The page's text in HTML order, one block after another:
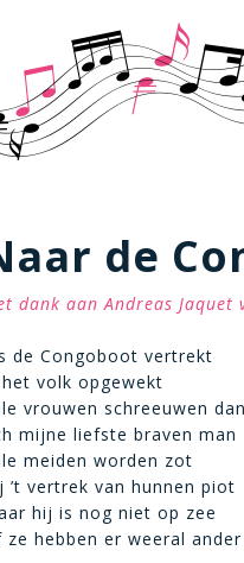
de
dank aan Andreas
de Congoboot vertrekt
volk opgewekt
vrouwen schreeuwen dan
mijne liefste braven man
meiden worden zot
’t vertrek van hunnen piot
hij is nog niet op zee
ze hebben er weeral